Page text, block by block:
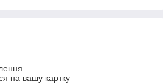
на вашу картку